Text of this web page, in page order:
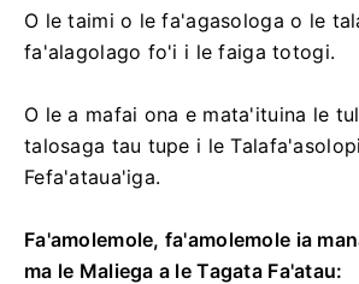
O le taimi o le fa'agasologa o le
fa'alagolago fo'i i le faiga totogi.
O le a mafai ona e mata'ituina le
talosaga tau tupe i le
Fefa'ataua'iga.
Fa'amolemole, fa'amolemole ia
ma le Maliega a le Tagata Fa'atau: